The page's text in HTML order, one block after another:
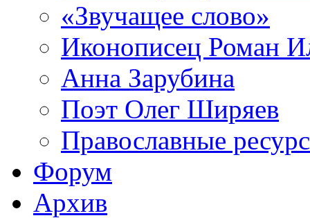
«Звучащее слово»
Иконописец Роман
Анна Зарубина
Поэт Олег Ширяев
Православные
Форум
Архив